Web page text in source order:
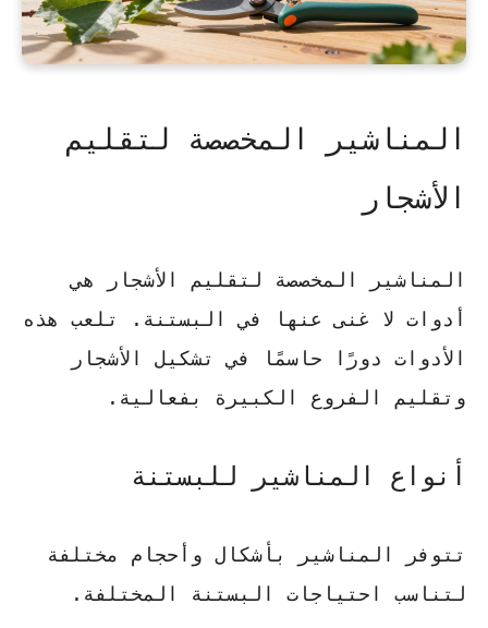
المناشير المخصصة لتقليم
الأشجار
المناشير
المخصصة لتقليم الأشجار هي
أدوات لا غنى عنها في البستنة. تلعب هذه
الأدوات دورًا حاسمًا في تشكيل الأشجار
وتقليم الفروع الكبيرة بفعالية.
أنواع المناشير للبستنة
تتوفر المناشير
بأشكال وأحجام مختلفة
لتناسب احتياجات البستنة المختلفة.